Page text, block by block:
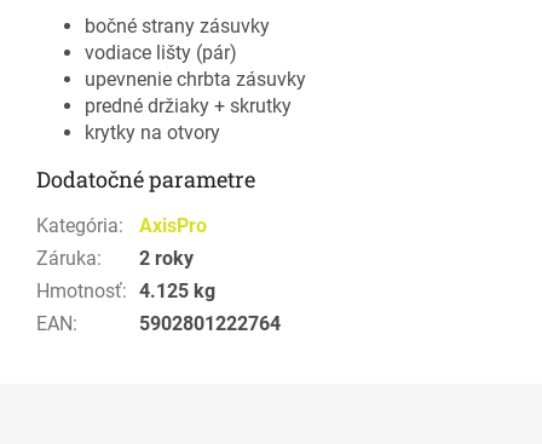
bočné strany zásuvky
vodiace lišty (pár)
upevnenie chrbta zásuvky
predné držiaky + skrutky
krytky na otvory
Dodatočné parametre
Kategória:
AxisPro
Záruka:
2 roky
Hmotnosť: 4.125 kg
EAN: 5902801222764